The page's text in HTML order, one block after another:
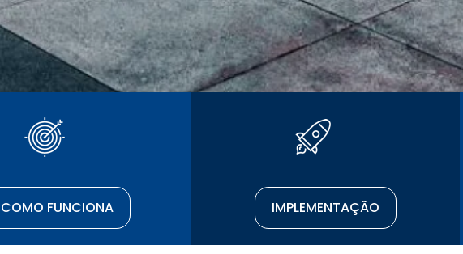
COMO FUNCIONA IMPLEMENTAÇÃO